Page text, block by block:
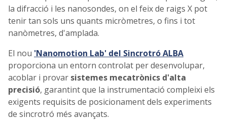
la difracció i les nanosondes, on el feix de raigs X pot
tenir tan sols uns quants micròmetres, o fins i tot
nanòmetres, d'amplada.
El nou 'Nanomotion Lab' del Sincrotró ALBA
proporciona un entorn controlat per desenvolupar,
acoblar i provar sistemes mecatrònics d'alta
precisió, garantint que la instrumentació compleixi els
exigents requisits de posicionament dels experiments
de sincrotró més avançats.